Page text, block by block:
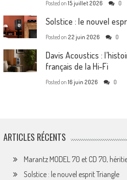
Posted on 15 juillet 2026 0
Solstice : le nouvel
Posted on 22 juin 2026 0
Davis Acoustics :
français de la Hi-Fi
Posted on 16 juin 2026 0
ARTICLES RÉCENTS
Marantz MODEL 70 et CD 70,
Solstice : le nouvel esprit Triangle